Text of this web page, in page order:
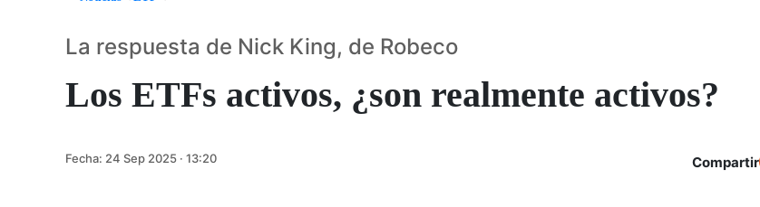
Los ETFs activos, ¿son realmente activos?
La respuesta de Nick King, de Robeco
Fecha: 24 Sep 2025 · 13:20 Compartir